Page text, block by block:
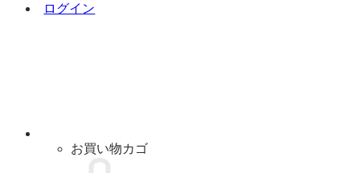
ログイン
お買い物カゴ